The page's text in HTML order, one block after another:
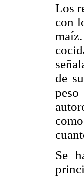
Los
con
de
Se